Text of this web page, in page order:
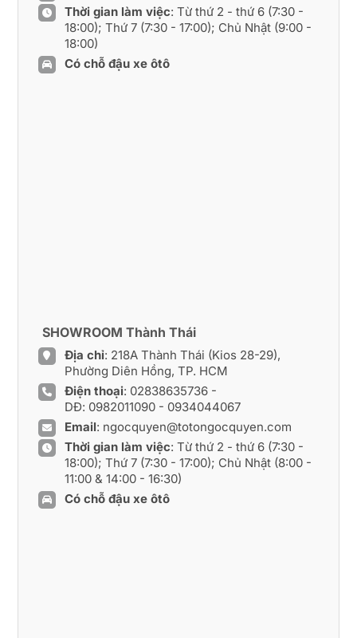
Thời gian làm việc: Từ thứ 2 - thứ 6 (7:30 -
18:00); Thứ 7 (7:30 - 17:00); Chủ Nhật (9:00 -
18:00)
Có chỗ đậu xe ôtô
SHOWROOM Thành Thái
Địa chỉ: 218A Thành Thái (Kios 28-29),
Phường Diên Hồng, TP. HCM
Điện thoại: 02838635736 -
DĐ: 0982011090- 0934044067
Email: ngocquyen@totongocquyen.com
Thời gian làm việc: Từ thứ 2 - thứ 6 (7:30 -
18:00); Thứ 7 (7:30 - 17:00); Chủ Nhật (8:00 -
11:00 & 14:00 - 16:30)
Có chỗ đậu xe ôtô